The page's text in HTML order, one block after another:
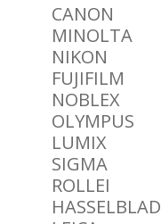
CANON
MINOLTA
NIKON
FUJIFILM
NOBLEX
OLYMPUS
LUMIX
SIGMA
ROLLEI
HASSELBLAD